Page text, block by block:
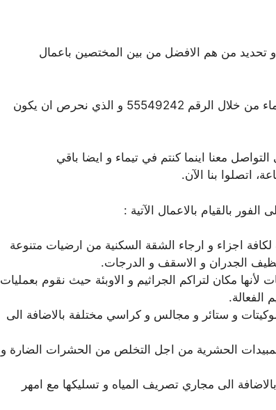
و تحديد من هم الافضل من بين المختصين باعمال
و هنا فإننا ندعوك الى التواصل مع تنظيف شقق تيماء من خلال الرقم 55549242 و الذي نحرص ان يكون
معنا اينما كنتم في تيماء و ايضا باقي
بالقيام بالاعمال الآتية :
اجزاء و ارجاء الشقة السكنية من ارضيات متنوعة
الجدران و الاسقف و الدرجات.
مكان لتراكم الجراثيم و الاوبئة حيث نقوم بعمليات
الفعالة.
و ستائر و مجالس و كراسي مختلفة بالاضافة الى
الحشرية من اجل التخلص من الحشرات الضارة و
الى مجاري تصريف المياه و تسليكها مع امهر